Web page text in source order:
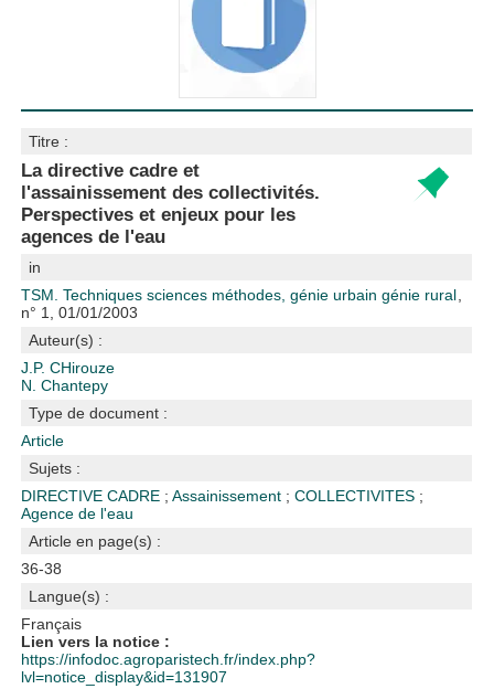
Titre :
La directive cadre et
l'assainissement des collectivités.
Perspectives et enjeux pour les
agences de l'eau
in
TSM. Techniques sciences méthodes, génie urbain génie rural
n° 1, 01/01/2003
Auteur(s) :
J.P. CHirouze
N. Chantepy
Type de document :
Article
Sujets :
DIRECTIVE CADRE ;Assainissement ;COLLECTIVITES ;
Agence de l'eau
Article en page(s) :
36-38
Langue(s) :
Français
Lien vers la notice :
https://infodoc.agroparistech.fr/index.php?
lvl=notice_display&id=131907